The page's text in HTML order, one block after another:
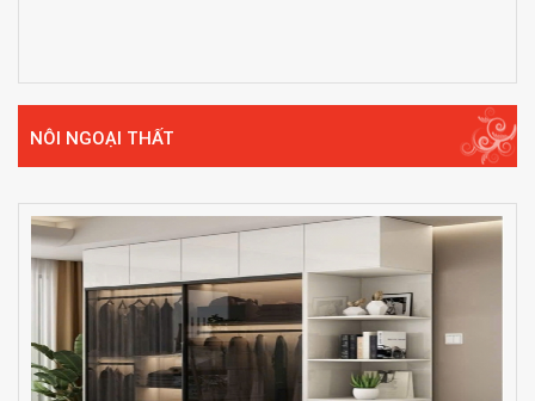
NÔI NGOẠI THẤT